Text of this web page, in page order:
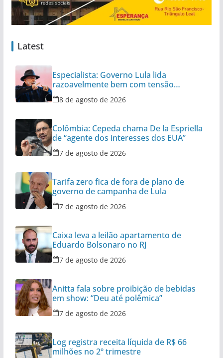
Latest
Especialista: Governo Lula lida
razoavelmente bem com tensão
diplomática
8 de agosto de 2026
Colômbia: Cepeda chama De la Espriella
de “agente dos interesses dos EUA”
7 de agosto de 2026
Tarifa zero fica de fora de plano de
governo de campanha de Lula
7 de agosto de 2026
Caixa leva a leilão apartamento de
Eduardo Bolsonaro no RJ
7 de agosto de 2026
Anitta fala sobre proibição de bebidas
em show: “Deu até polêmica”
7 de agosto de 2026
Log registra receita líquida de R$ 66
milhões no 2º trimestre